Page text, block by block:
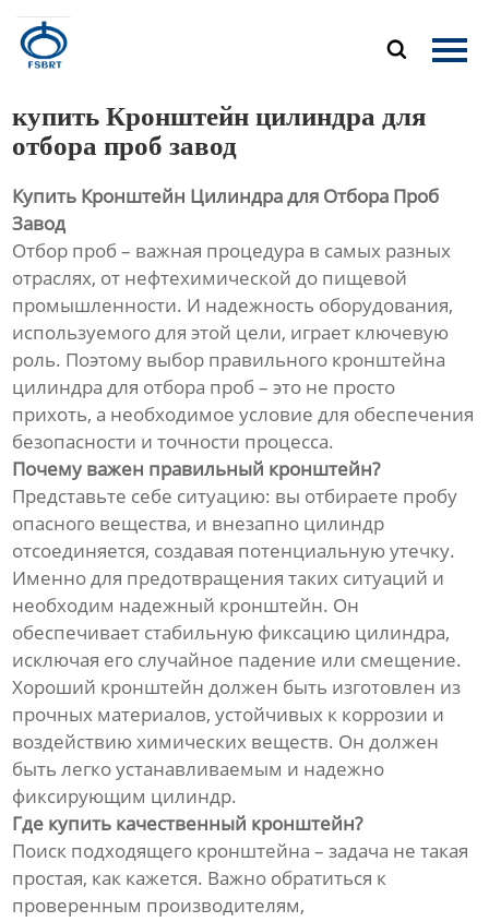

Главная
О Нас
Новости
Контакты
купить Кронштейн цилиндра для
отбора проб завод
Купить Кронштейн Цилиндра для Отбора Проб
Завод
Отбор проб – важная процедура в самых разных
отраслях, от нефтехимической до пищевой
промышленности. И надежность оборудования,
используемого для этой цели, играет ключевую
роль. Поэтому выбор правильного кронштейна
цилиндра для отбора проб – это не просто
прихоть, а необходимое условие для обеспечения
безопасности и точности процесса.
Почему важен правильный кронштейн?
Представьте себе ситуацию: вы отбираете пробу
опасного вещества, и внезапно цилиндр
отсоединяется, создавая потенциальную утечку.
Именно для предотвращения таких ситуаций и
необходим надежный кронштейн. Он
обеспечивает стабильную фиксацию цилиндра,
исключая его случайное падение или смещение.
Хороший кронштейн должен быть изготовлен из
прочных материалов, устойчивых к коррозии и
воздействию химических веществ. Он должен
быть легко устанавливаемым и надежно
фиксирующим цилиндр.
Где купить качественный кронштейн?
Поиск подходящего кронштейна – задача не такая
простая, как кажется. Важно обратиться к
проверенным производителям,